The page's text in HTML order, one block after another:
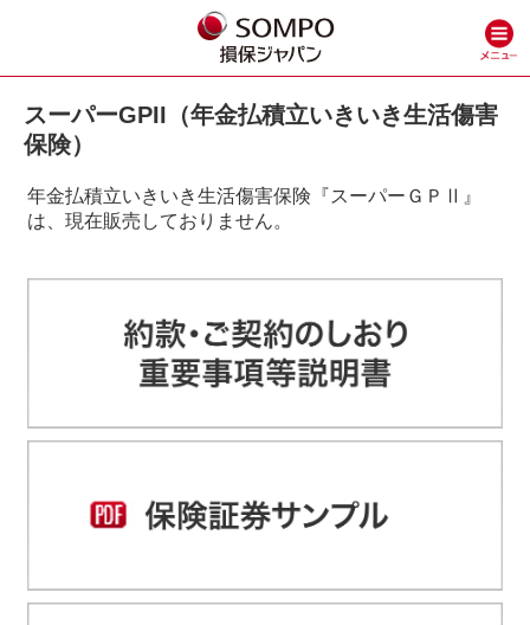
スーパーGPII（年金払積立いきいき生活傷害
保険）
年金払積立いきいき生活傷害保険『スーパーＧＰⅡ』
は、現在販売しておりません。